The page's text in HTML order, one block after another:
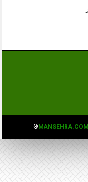
MANSEHRA.COM